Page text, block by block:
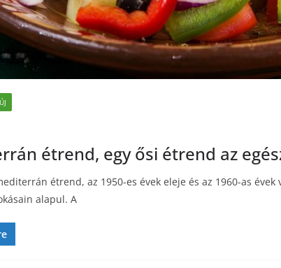
ÚJ
étrend, egy ősi étrend az
étrend, az 1950-es évek eleje és az 1960-as évek
alapul. A